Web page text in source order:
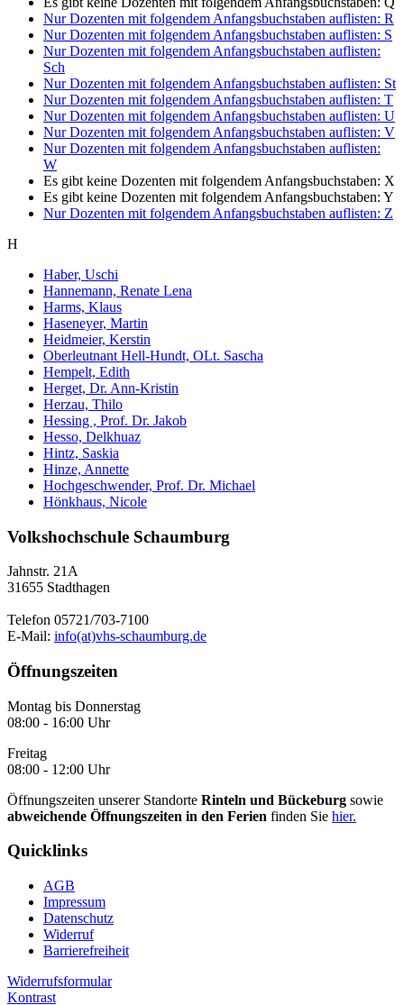
Nur Dozenten mit folgendem Anfangsbuchstaben auflisten: R
Nur Dozenten mit folgendem Anfangsbuchstaben auflisten: S
Nur Dozenten mit folgendem Anfangsbuchstaben auflisten:
Sch
Nur Dozenten mit folgendem Anfangsbuchstaben auflisten: St
Nur Dozenten mit folgendem Anfangsbuchstaben auflisten: T
Nur Dozenten mit folgendem Anfangsbuchstaben auflisten: U
Nur Dozenten mit folgendem Anfangsbuchstaben auflisten: V
Nur Dozenten mit folgendem Anfangsbuchstaben auflisten:
W
Es gibt keine Dozenten mit folgendem Anfangsbuchstaben: X
Es gibt keine Dozenten mit folgendem Anfangsbuchstaben: Y
Nur Dozenten mit folgendem Anfangsbuchstaben auflisten: Z
H
Haber, Uschi
Hannemann, Renate Lena
Harms, Klaus
Haseneyer, Martin
Heidmeier, Kerstin
Oberleutnant Hell-Hundt, OLt. Sascha
Hempelt, Edith
Herget, Dr. Ann-Kristin
Herzau, Thilo
Hessing , Prof. Dr. Jakob
Hesso, Delkhuaz
Hintz, Saskia
Hinze, Annette
Hochgeschwender, Prof. Dr. Michael
Hönkhaus, Nicole
Volkshochschule Schaumburg
Jahnstr. 21A
31655 Stadthagen
Telefon 05721/703-7100
E-Mail: info(at)vhs-schaumburg.de
Öffnungszeiten
Montag bis Donnerstag
08:00 - 16:00 Uhr
Freitag
08:00 - 12:00 Uhr
Öffnungszeiten unserer Standorte Rinteln und Bückeburg sowie
abweichende Öffnungszeiten in den Ferien finden Sie hier.
Quicklinks
AGB
Impressum
Datenschutz
Widerruf
Barrierefreiheit
Widerrufsformular
Kontrast